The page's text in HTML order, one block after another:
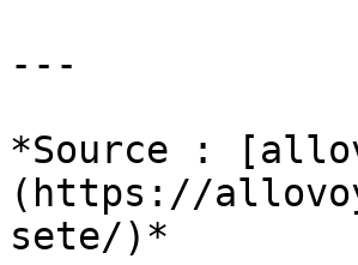
---
*Source :
(https://